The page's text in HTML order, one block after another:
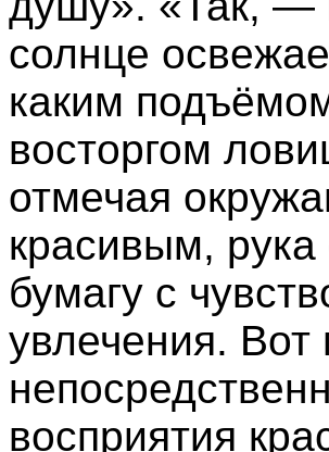
солнце
каким
восторгом
отмечая
красивым, рука
бумагу с
увлечения. Вот
восприятия